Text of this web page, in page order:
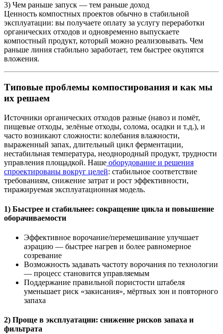
3) Чем раньше запуск — тем раньше доход
Ценность компостных проектов обычно в стабильной
эксплуатации: вы получаете оплату за услугу переработки
органических отходов и одновременно выпускаете
компостный продукт, который можно реализовывать. Чем
раньше линия стабильно заработает, тем быстрее окупятся
вложения.
Типовые проблемы компостирования и как мы
их решаем
Источники органических отходов разные (навоз и помёт,
пищевые отходы, зелёные отходы, солома, осадки и т.д.), и
часто возникают сложности: колебания влажности,
выраженный запах, длительный цикл ферментации,
нестабильная температура, неоднородный продукт, трудности
управления площадкой. Наше оборудование и решения
спроектированы вокруг целей: стабильное соответствие
требованиям, снижение затрат и рост эффективности,
тиражируемая эксплуатационная модель.
1) Быстрее и стабильнее: сокращение цикла и повышение
оборачиваемости
Эффективное ворочание/перемешивание улучшает
аэрацию — быстрее нагрев и более равномерное
созревание
Возможность задавать частоту ворочания по технологии
— процесс становится управляемым
Поддержание правильной пористости штабеля
уменьшает риск «закисания», мёртвых зон и повторного
запаха
2) Проще в эксплуатации: снижение рисков запаха и
фильтрата